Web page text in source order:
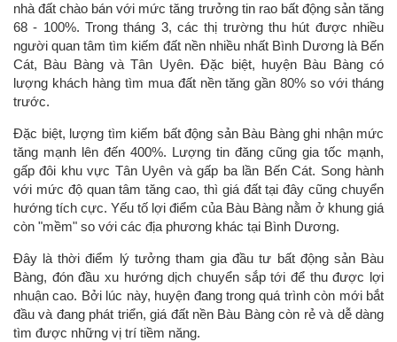
nhà đất chào bán với mức tăng trưởng tin rao bất động sản tăng
68 - 100%. Trong tháng 3, các thị trường thu hút được nhiều
người quan tâm tìm kiếm đất nền nhiều nhất Bình Dương là Bến
Cát, Bàu Bàng và Tân Uyên. Đặc biệt, huyện Bàu Bàng có
lượng khách hàng tìm mua đất nền tăng gần 80% so với tháng
trước.
Đặc biệt, lượng tìm kiếm bất động sản Bàu Bàng ghi nhận mức
tăng mạnh lên đến 400%. Lượng tin đăng cũng gia tốc mạnh,
gấp đôi khu vực Tân Uyên và gấp ba lần Bến Cát. Song hành
với mức độ quan tâm tăng cao, thì giá đất tại đây cũng chuyển
hướng tích cực. Yếu tố lợi điểm của Bàu Bàng nằm ở khung giá
còn "mềm" so với các địa phương khác tại Bình Dương.
Đây là thời điểm lý tưởng tham gia đầu tư bất động sản Bàu
Bàng, đón đầu xu hướng dịch chuyển sắp tới để thu được lợi
nhuận cao. Bởi lúc này, huyện đang trong quá trình còn mới bắt
đầu và đang phát triển, giá đất nền Bàu Bàng còn rẻ và dễ dàng
tìm được những vị trí tiềm năng.